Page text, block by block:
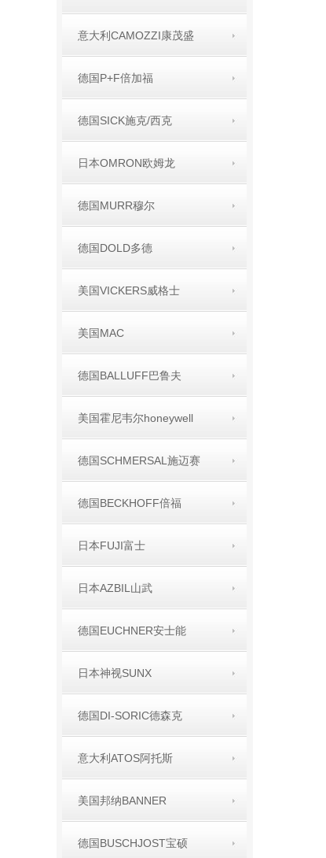
意大利CAMOZZI康茂盛
德国P+F倍加福
德国SICK施克/西克
日本OMRON欧姆龙
德国MURR穆尔
德国DOLD多德
美国VICKERS威格士
美国MAC
德国BALLUFF巴鲁夫
美国霍尼韦尔honeywell
德国SCHMERSAL施迈赛
德国BECKHOFF倍福
日本FUJI富士
日本AZBIL山武
德国EUCHNER安士能
日本神视SUNX
德国DI-SORIC德森克
意大利ATOS阿托斯
美国邦纳BANNER
德国BUSCHJOST宝硕